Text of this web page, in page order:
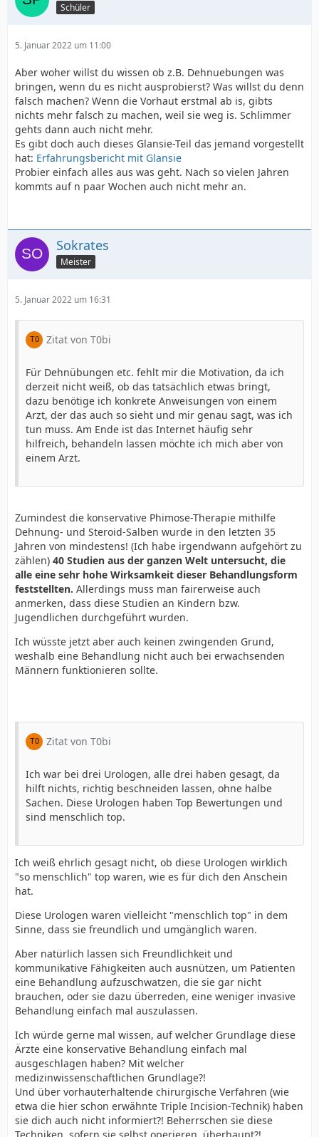
Schüler
5. Januar 2022 um 11:00
Aber woher willst du wissen ob z.B. Dehnuebungen was
bringen, wenn du es nicht ausprobierst? Was willst du denn
falsch machen? Wenn die Vorhaut erstmal ab is, gibts
nichts mehr falsch zu machen, weil sie weg is. Schlimmer
gehts dann auch nicht mehr.
Es gibt doch auch dieses Glansie-Teil das jemand vorgestellt
hat: Erfahrungsbericht mit Glansie
Probier einfach alles aus was geht. Nach so vielen Jahren
kommts auf n paar Wochen auch nicht mehr an.
Sokrates
Meister
5. Januar 2022 um 16:31
Zitat von T0bi
Für Dehnübungen etc. fehlt mir die Motivation, da ich
derzeit nicht weiß, ob das tatsächlich etwas bringt,
dazu benötige ich konkrete Anweisungen von einem
Arzt, der das auch so sieht und mir genau sagt, was ich
tun muss. Am Ende ist das Internet häufig sehr
hilfreich, behandeln lassen möchte ich mich aber von
einem Arzt.
Zumindest die konservative Phimose-Therapie mithilfe
Dehnung- und Steroid-Salben wurde in den letzten 35
Jahren von mindestens! (Ich habe irgendwann aufgehört zu
zählen) 40 Studien aus der ganzen Welt untersucht, die
alle eine sehr hohe Wirksamkeit dieser Behandlungsform
feststellten. Allerdings muss man fairerweise auch
anmerken, dass diese Studien an Kindern bzw.
Jugendlichen durchgeführt wurden.
Ich wüsste jetzt aber auch keinen zwingenden Grund,
weshalb eine Behandlung nicht auch bei erwachsenden
Männern funktionieren sollte.
Zitat von T0bi
Ich war bei drei Urologen, alle drei haben gesagt, da
hilft nichts, richtig beschneiden lassen, ohne halbe
Sachen. Diese Urologen haben Top Bewertungen und
sind menschlich top.
Ich weiß ehrlich gesagt nicht, ob diese Urologen wirklich
"so menschlich" top waren, wie es für dich den Anschein
hat.
Diese Urologen waren vielleicht "menschlich top" in dem
Sinne, dass sie freundlich und umgänglich waren.
Aber natürlich lassen sich Freundlichkeit und
kommunikative Fähigkeiten auch ausnützen, um Patienten
eine Behandlung aufzuschwatzen, die sie gar nicht
brauchen, oder sie dazu überreden, eine weniger invasive
Behandlung einfach mal auszulassen.
Ich würde gerne mal wissen, auf welcher Grundlage diese
Ärzte eine konservative Behandlung einfach mal
ausgeschlagen haben? Mit welcher
medizinwissenschaftlichen Grundlage?!
Und über vorhauterhaltende chirurgische Verfahren (wie
etwa die hier schon erwähnte Triple Incision-Technik) haben
sie dich auch nicht informiert?! Beherrschen sie diese